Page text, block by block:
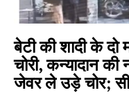
बेटी की शादी के दो
चोरी, कन्यादान
जेवर ले उड़े चोर;